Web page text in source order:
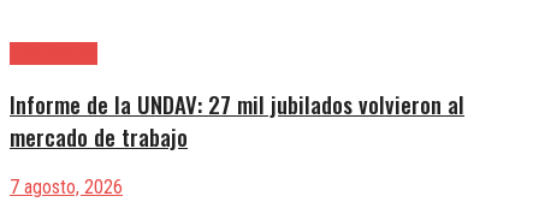
Informe de la UNDAV: 27 mil jubilados volvieron al
mercado de trabajo
7 agosto, 2026